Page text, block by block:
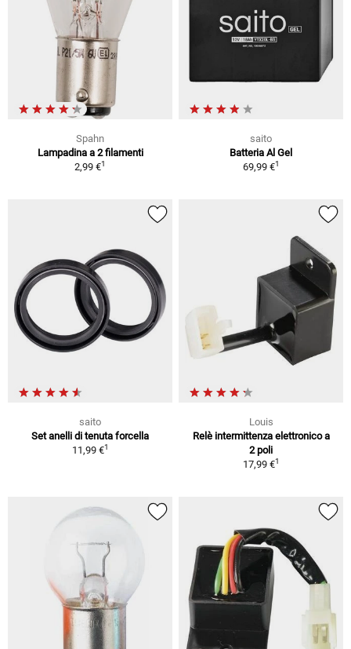
Spahn
Lampadina a 2 filamenti
2,99 €1
saito
Batteria Al Gel
69,99 €1
saito
Set anelli di tenuta forcella
11,99 €1
Louis
Relè intermittenza elettronico a
2 poli
17,99 €1